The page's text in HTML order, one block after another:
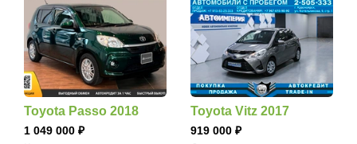
Toyota Passo 2018
1 049 000
Toyota Vitz 2017
919 000